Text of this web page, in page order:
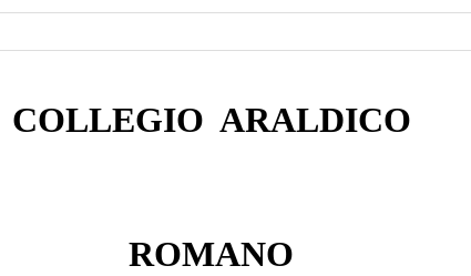
COLLEGIO ARALDICO
ROMANO